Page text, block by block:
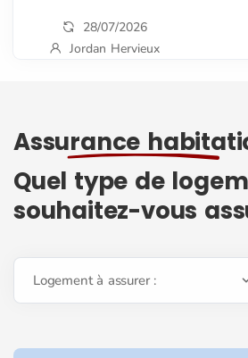
28/07/2026
Jordan Hervieux
Assurance
Quel type de
souhaitez-vous
Logement à assurer :